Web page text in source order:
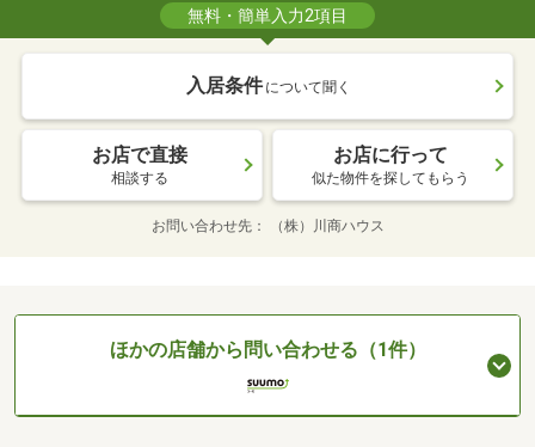
無料・簡単入力2項目
入居条件 について聞く
お店で直接
相談する
お店に行って
似た物件を探してもらう
お問い合わせ先 （株）川商ハウス
ほかの店舗から問い合わせる（1件）